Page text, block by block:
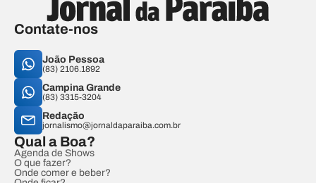
Contate-nos
João Pessoa
(83) 2106.1892
Campina Grande
(83) 3315-3204
Redação
jornalismo@jornaldaparaiba.com.br
Qual a Boa?
Agenda de Shows
O que fazer?
Onde comer e beber?